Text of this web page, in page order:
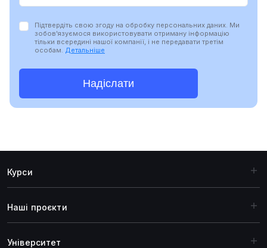
Надіслати
Підтвердіть свою згоду на обробку персональних даних. Ми
зобов'язуємося використовувати отриману інформацію
тільки всередині нашої компанії, і не передавати третім
особам. Детальніше
Курси
Наші проєкти
Університет